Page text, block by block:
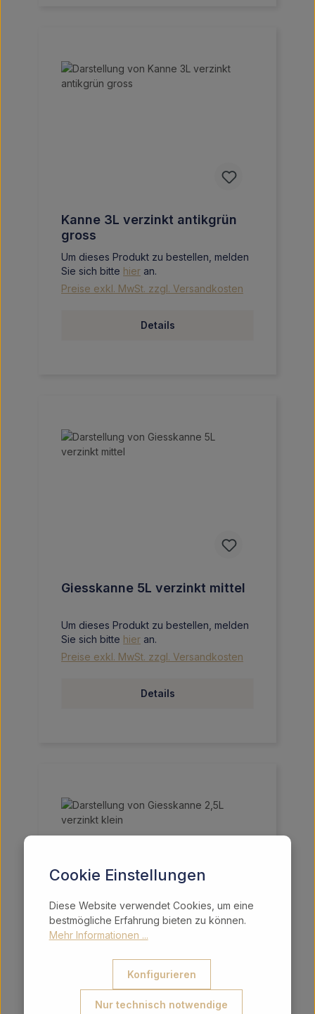
Kanne 3L verzinkt antikgrün
gross
Um dieses Produkt zu bestellen, melden
Sie sich bitte hier an.
Preise exkl. MwSt. zzgl. Versandkosten
Details
Giesskanne 5L verzinkt mittel
Um dieses Produkt zu bestellen, melden
Sie sich bitte hier an.
Preise exkl. MwSt. zzgl. Versandkosten
Details
Giesskanne 2,5L verzinkt klein
Um dieses Produkt zu bestellen, melden
Sie sich bittehieran.
Cookie Einstellungen
Diese Website verwendet Cookies, um eine
bestmögliche Erfahrung bieten zu können.
Mehr Informationen ...
Nur technisch notwendige
Konfigurieren